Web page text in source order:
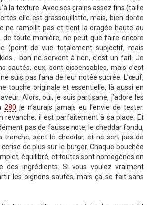
la texture. Avec ses grains assez fins (taille
elle est grassouillette, mais, bien dorée
ne ramollit pas et tient la dragée haute au
de toute manière, ne peut que faire encore
(point de vue totalement subjectif, mais
bon ne servent à rien, c’est un fait. Je
sautés, eux, sont dispensables, mais c’est
suis pas fana de leur notée sucrée. L’œuf,
touche originale et essentielle, là aussi en
Alors, oui, je suis partisane, j’adore les
280 je n’aurais jamais eu l’envie de tester.
revanche, il est parfaitement à sa place. Et
pas de fausse note, le cheddar fondu,
tranche, sent le cheddar, et ne sert pas de
de plus sur le burger. Chaque bouchée
équilibré, et toutes sont homogènes en
des ingrédients. Si vous voulez vraiment
les oignons sautés, mais ça se fait sans